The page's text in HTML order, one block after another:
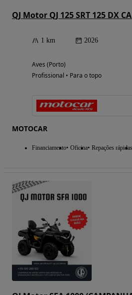
QJ Motor QJ 125 SRT 125 DX
1 km 2026
Aves (Porto)
Profissional • Para o topo
MOTOCAR
Financiamento Oficina Repações rápidas